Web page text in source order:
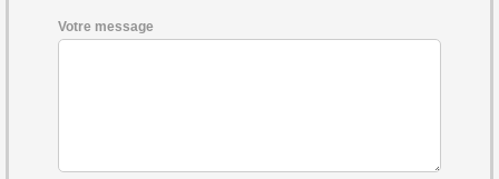
Votre message